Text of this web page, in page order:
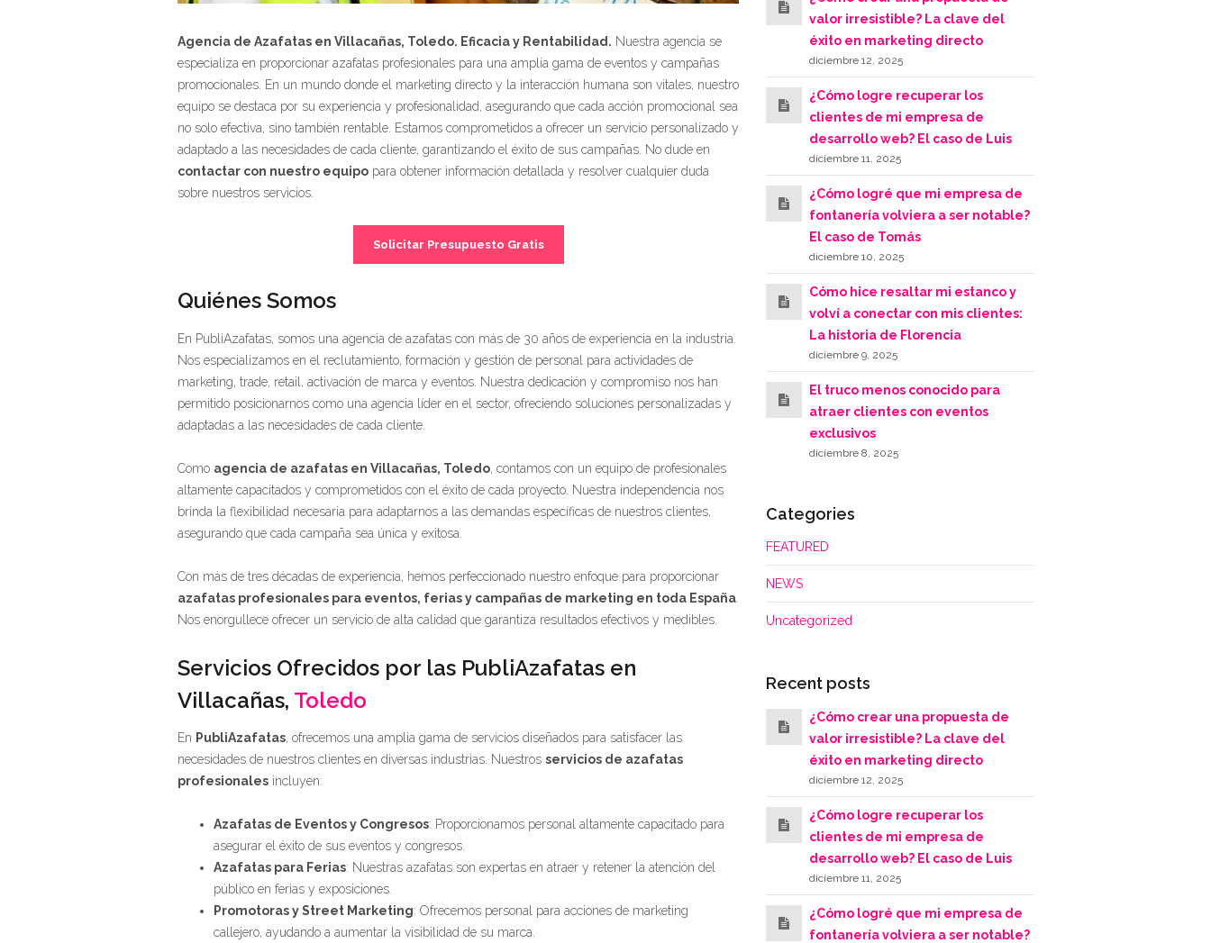
Agencia de Azafatas en Villacañas, Toledo. Eficacia y Rentabilidad. Nuestra agencia se
especializa en proporcionar azafatas profesionales para una amplia gama de eventos y campañas
promocionales. En un mundo donde el marketing directo y la interacción humana son vitales, nuestro
equipo se destaca por su experiencia y profesionalidad, asegurando que cada acción promocional sea
no solo efectiva, sino también rentable. Estamos comprometidos a ofrecer un servicio personalizado y
adaptado a las necesidades de cada cliente, garantizando el éxito de sus campañas. No dude en
contactar con nuestro equipo para obtener información detallada y resolver cualquier duda
sobre nuestros servicios.
Solicitar Presupuesto Gratis
Quiénes Somos
En PubliAzafatas, somos una agencia de azafatas con más de 30 años de experiencia en la industria.
Nos especializamos en el reclutamiento, formación y gestión de personal para actividades de
marketing, trade, retail, activación de marca y eventos. Nuestra dedicación y compromiso nos han
permitido posicionarnos como una agencia líder en el sector, ofreciendo soluciones personalizadas y
adaptadas a las necesidades de cada cliente.
Como agencia de azafatas en Villacañas, Toledo , contamos con un equipo de profesionales
altamente capacitados y comprometidos con el éxito de cada proyecto. Nuestra independencia nos
brinda la flexibilidad necesaria para adaptarnos a las demandas específicas de nuestros clientes,
asegurando que cada campaña sea única y exitosa.
Con más de tres décadas de experiencia, hemos perfeccionado nuestro enfoque para proporcionar
azafatas profesionales para eventos, ferias y campañas de marketing en toda España
Nos enorgullece ofrecer un servicio de alta calidad que garantiza resultados efectivos y medibles.
Servicios Ofrecidos por las PubliAzafatas en
Villacañas, Toledo
En PubliAzafatas , ofrecemos una amplia gama de servicios diseñados para satisfacer las
necesidades de nuestros clientes en diversas industrias. Nuestros servicios de azafatas
profesionales incluyen:
Azafatas de Eventos y Congresos: Proporcionamos personal altamente capacitado para
asegurar el éxito de sus eventos y congresos.
Azafatas para Ferias: Nuestras azafatas son expertas en atraer y retener la atención del
público en ferias y exposiciones.
Promotoras y Street Marketing: Ofrecemos personal para acciones de marketing
callejero, ayudando a aumentar la visibilidad de su marca.
valor irresistible? La clave del
éxito en marketing directo
diciembre 12, 2025
¿Cómo logre recuperar los
clientes de mi empresa de
desarrollo web? El caso de Luis
diciembre 11, 2025
¿Cómo logré que mi empresa de
fontanería volviera a ser notable?
El caso de Tomás
diciembre 10, 2025
Cómo hice resaltar mi estanco y
volví a conectar con mis clientes:
La historia de Florencia
diciembre 9, 2025
El truco menos conocido para
atraer clientes con eventos
exclusivos
diciembre 8, 2025
Categories
FEATURED
NEWS
Uncategorized
Recent posts
¿Cómo crear una propuesta de
valor irresistible? La clave del
éxito en marketing directo
diciembre 12, 2025
¿Cómo logre recuperar los
clientes de mi empresa de
desarrollo web? El caso de Luis
diciembre 11, 2025
¿Cómo logré que mi empresa de
fontanería volviera a ser notable?